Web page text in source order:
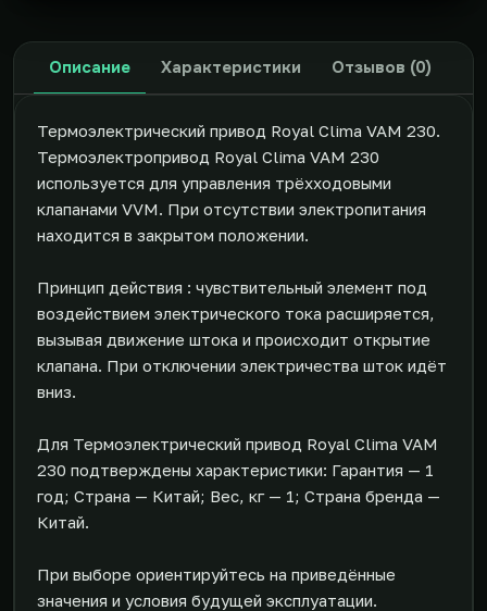
Описание Характеристики Отзывов (0)
Термоэлектрический привод Royal Clima VAM 230.
Термоэлектропривод Royal Clima VAM 230
используется для управления трёхходовыми
клапанами VVM. При отсутствии электропитания
находится в закрытом положении.
Принцип действия : чувствительный элемент под
воздействием электрического тока расширяется,
вызывая движение штока и происходит открытие
клапана. При отключении электричества шток идёт
вниз.
Для Термоэлектрический привод Royal Clima VAM
230 подтверждены характеристики: Гарантия — 1
год; Страна — Китай; Вес, кг — 1; Страна бренда —
Китай.
При выборе ориентируйтесь на приведённые
значения и условия будущей эксплуатации.